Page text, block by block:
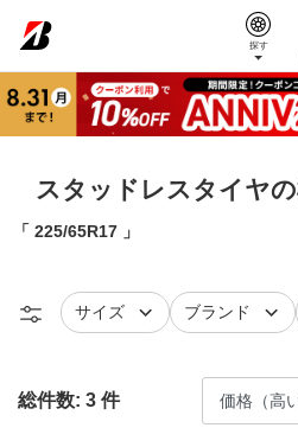
探す
スタッドレスタイヤ
225/65R17
タイヤ
サイズで絞り込むタイヤ
ブランド で絞
総件数: 3 件